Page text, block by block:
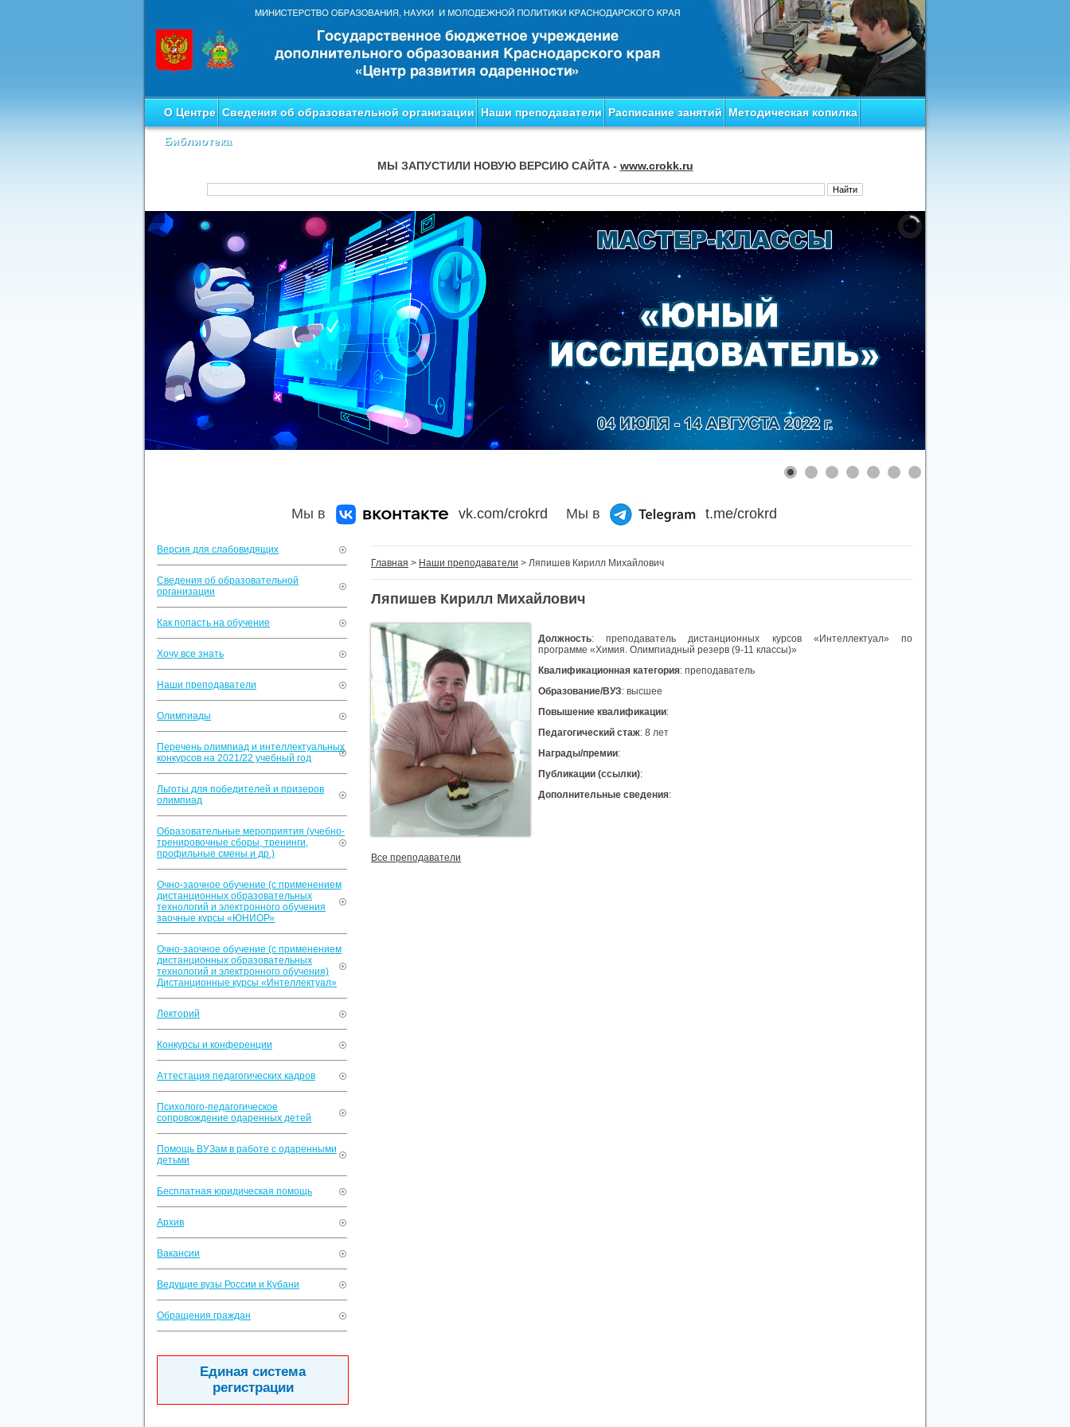
О Центре Сведения об образовательной организации Наши преподаватели Расписание занятий Методическая копилка
Библиотека
МЫ ЗАПУСТИЛИ НОВУЮ ВЕРСИЮ САЙТА - www.crokk.ru
Мы в vk.com/crokrd Мы в t.me/crokrd
Версия для слабовидящих
Сведения об образовательной
организации
Как попасть на обучение
Хочу все знать
Наши преподаватели
Олимпиады
Перечень олимпиад и интеллектуальных
конкурсов на 2021/22 учебный год
Льготы для победителей и призеров
олимпиад
Образовательные мероприятия (учебно-
тренировочные сборы, тренинги,
профильные смены и др.)
Очно-заочное обучение (с применением
дистанционных образовательных
технологий и электронного обучения
заочные курсы «ЮНИОР»
Очно-заочное обучение (с применением
дистанционных образовательных
технологий и электронного обучения)
Дистанционные курсы «Интеллектуал»
Лекторий
Конкурсы и конференции
Аттестация педагогических кадров
Психолого-педагогическое
сопровождение одаренных детей
Помощь ВУЗам в работе с одаренными
детьми
Бесплатная юридическая помощь
Архив
Вакансии
Ведущие вузы России и Кубани
Обращения граждан
Единая система
регистрации
Главная > Наши преподаватели > Ляпишев Кирилл Михайлович
Ляпишев Кирилл Михайлович
Должность: преподаватель дистанционных курсов «Интеллектуал» по
программе «Химия. Олимпиадный резерв (9-11 классы)»
Квалификационная категория: преподаватель
Образование/ВУЗ: высшее
Повышение квалификации:
Педагогический стаж: 8 лет
Награды/премии:
Публикации (ссылки):
Дополнительные сведения:
Все преподаватели